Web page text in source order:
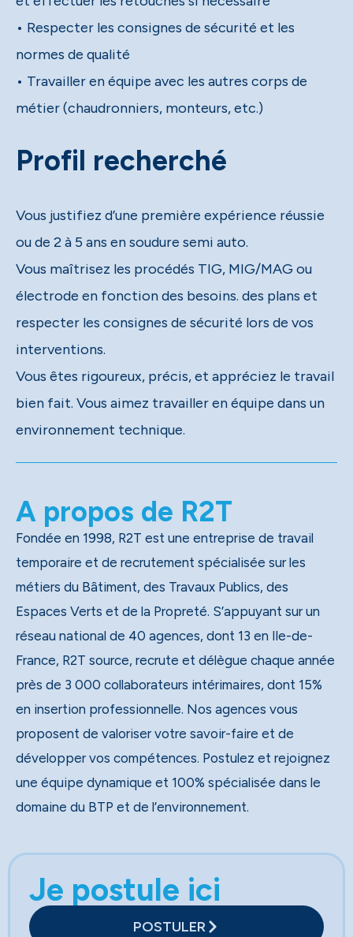
• Respecter les consignes de sécurité et les
normes de qualité
• Travailler en équipe avec les autres corps de
métier (chaudronniers, monteurs, etc.)
Profil recherché
Vous justifiez d’une première expérience réussie
ou de 2 à 5 ans en soudure semi auto.
Vous maîtrisez les procédés TIG, MIG/MAG ou
électrode en fonction des besoins. des plans et
respecter les consignes de sécurité lors de vos
interventions.
Vous êtes rigoureux, précis, et appréciez le travail
bien fait. Vous aimez travailler en équipe dans un
environnement technique.
A propos de R2T
Fondée en 1998, R2T est une entreprise de travail
temporaire et de recrutement spécialisée sur les
métiers du Bâtiment, des Travaux Publics, des
Espaces Verts et de la Propreté. S’appuyant sur un
réseau national de 40 agences, dont 13 en Ile-de-
France, R2T source, recrute et délègue chaque année
près de 3 000 collaborateurs intérimaires, dont 15%
en insertion professionnelle. Nos agences vous
proposent de valoriser votre savoir-faire et de
développer vos compétences. Postulez et rejoignez
une équipe dynamique et 100% spécialisée dans le
domaine du BTP et de l’environnement.
Je postule ici
POSTULER